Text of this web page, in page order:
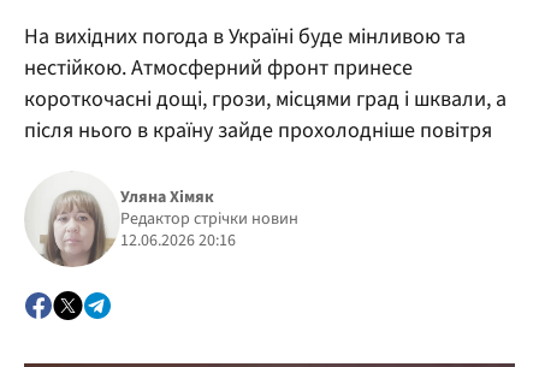
Політика
На вихідних погода в Україні буде мінливою та
нестійкою. Атмосферний фронт принесе
короткочасні дощі, грози, місцями град і шквали, а
після нього в країну зайде прохолодніше повітря
Уляна Хімяк
Редактор стрічки новин
12.06.2026 20:16